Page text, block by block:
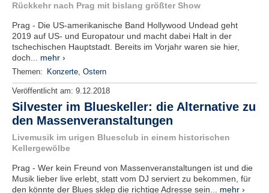
Rückkehr nach Prag mit bislang größter Show
Prag - Die US-amerikanische Band Hollywood Undead geht
2019 auf US- und Europatour und macht dabei Halt in der
tschechischen Hauptstadt. Bereits im Vorjahr waren sie hier,
doch... mehr ›
Themen: Konzerte, Ostern
Veröffentlicht am: 9.12.2018
Silvester im Blueskeller: die Alternative zu
den Massenveranstaltungen
Livemusik im urigen Bluesclub in einem historischen
Kellergewölbe
Prag - Wer kein Freund von Massenveranstaltungen ist und die
Musik lieber live erlebt, statt vom DJ serviert zu bekommen, für
den könnte der Blues sklep die richtige Adresse sein... mehr ›